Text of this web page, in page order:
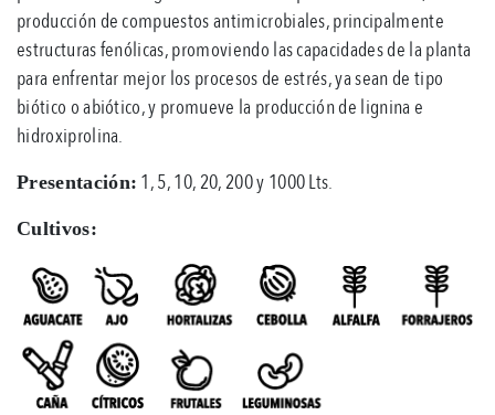
producción de compuestos antimicrobiales, principalmente
estructuras fenólicas, promoviendo las capacidades de la planta
para enfrentar mejor los procesos de estrés, ya sean de tipo
biótico o abiótico, y promueve la producción de lignina e
hidroxiprolina.
Presentación: 1, 5, 10, 20, 200 y 1000 Lts.
Cultivos: